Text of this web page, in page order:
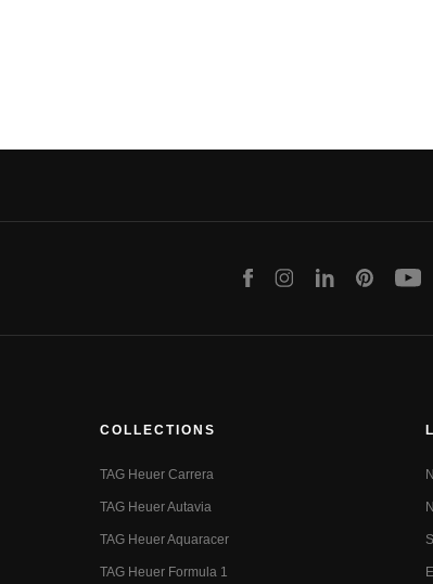
FacebookInstagramLinkedInPinterest
COLLECTIONS
TAG Heuer Carrera
TAG Heuer Autavia
TAG Heuer Aquaracer
TAG Heuer Formula 1